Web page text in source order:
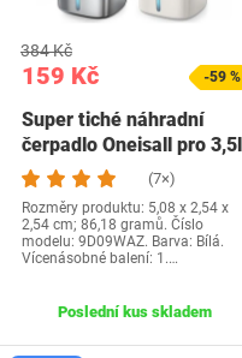
159 Kč
384 Kč
-59 %
Super tiché náhradní
čerpadlo Oneisall pro 3,5l
pitnou…
(7×)
Rozměry produktu: 5,08 x 2,54 x
2,54 cm; 86,18 gramů. Číslo
modelu: 9D09WAZ. Barva: Bílá.
Vícenásobné balení: 1.…
Poslední kus skladem